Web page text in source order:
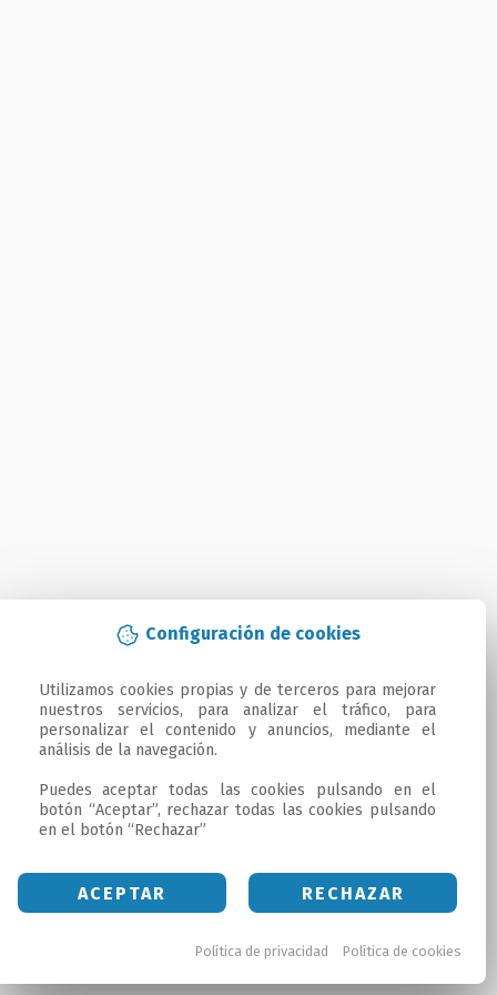
Configuración de cookies
Utilizamos cookies propias y de terceros para mejorar
nuestros servicios, para analizar el tráfico, para
personalizar el contenido y anuncios, mediante el
análisis de la navegación.
Puedes aceptar todas las cookies pulsando en el
botón “Aceptar”, rechazar todas las cookies pulsando
en el botón “Rechazar”
ACEPTAR RECHAZAR
Política de privacidad Política de cookies